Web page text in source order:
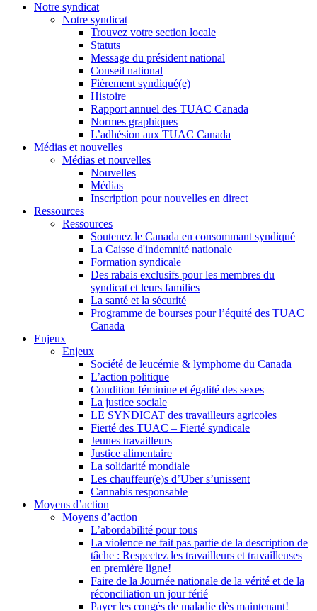
Notre syndicat
Notre syndicat
Trouvez votre section locale
Statuts
Message du président national
Conseil national
Fièrement syndiqué(e)
Histoire
Rapport annuel des TUAC Canada
Normes graphiques
L’adhésion aux TUAC Canada
Médias et nouvelles
Médias et nouvelles
Nouvelles
Médias
Inscription pour nouvelles en direct
Ressources
Ressources
Soutenez le Canada en consommant syndiqué
La Caisse d'indemnité nationale
Formation syndicale
Des rabais exclusifs pour les membres du
syndicat et leurs families
La santé et la sécurité
Programme de bourses pour l’équité des TUAC
Canada
Enjeux
Enjeux
Société de leucémie & lymphome du Canada
L’action politique
Condition féminine et égalité des sexes
La justice sociale
LE SYNDICAT des travailleurs agricoles
Fierté des TUAC – Fierté syndicale
Jeunes travailleurs
Justice alimentaire
La solidarité mondiale
Les chauffeur(e)s d’Uber s’unissent
Cannabis responsable
Moyens d’action
Moyens d’action
L’abordabilité pour tous
La violence ne fait pas partie de la description de
tâche : Respectez les travailleurs et travailleuses
en première ligne!
Faire de la Journée nationale de la vérité et de la
réconciliation un jour férié
Payer les congés de maladie dès maintenant!